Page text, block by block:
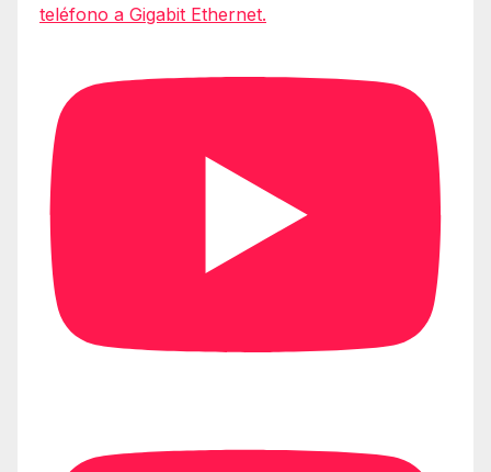
teléfono a Gigabit Ethernet.